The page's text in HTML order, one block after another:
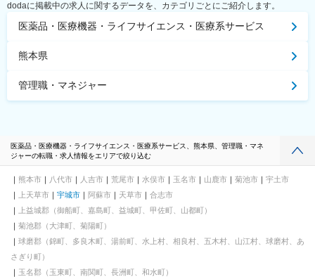
dodaに掲載中の求人に関するデータを、カテゴリごとにご紹介します。
医薬品・医療機器・ライフサイエンス・医療系サービス
熊本県
管理職・マネジャー
医薬品・医療機器・ライフサイエンス・医療系サービス、熊本県、管理職・マネ
ジャーの転職・求人情報をエリアで絞り込む
熊本市 八代市 人吉市 荒尾市 水俣市 玉名市 山鹿市 菊池市
宇土市
上天草市
宇城市 阿蘇市 天草市
合志市
上益城郡（御船町、嘉島町、益城町、甲佐町、山都町）
菊池郡（大津町、菊陽町）
球磨郡（錦町、多良木町、湯前町、水上村、相良村、五木村、山江村、球磨村、あ
さぎり町）
玉名郡（玉東町、南関町、長洲町、和水町）